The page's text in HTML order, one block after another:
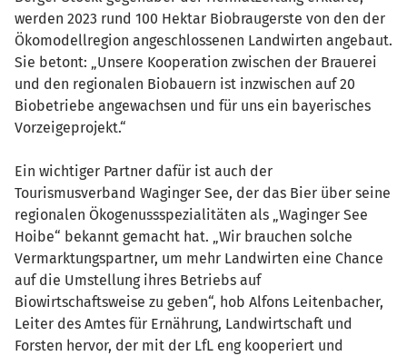
werden 2023 rund 100 Hektar Biobraugerste von den der
Ökomodellregion angeschlossenen Landwirten angebaut.
Sie betont: „Unsere Kooperation zwischen der Brauerei
und den regionalen Biobauern ist inzwischen auf 20
Biobetriebe angewachsen und für uns ein bayerisches
Vorzeigeprojekt.“
Ein wichtiger Partner dafür ist auch der
Tourismusverband Waginger See, der das Bier über seine
regionalen Ökogenussspezialitäten als „Waginger See
Hoibe“ bekannt gemacht hat. „Wir brauchen solche
Vermarktungspartner, um mehr Landwirten eine Chance
auf die Umstellung ihres Betriebs auf
Biowirtschaftsweise zu geben“, hob Alfons Leitenbacher,
Leiter des Amtes für Ernährung, Landwirtschaft und
Forsten hervor, der mit der LfL eng kooperiert und